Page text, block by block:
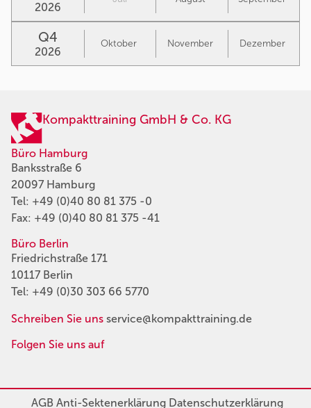
2026
Q4
2026
Oktober November Dezember
Kompakttraining GmbH & Co. KG
Büro Hamburg
Banksstraße 6
20097 Hamburg
Tel: +49 (0)40 80 81 375 -0
Fax: +49 (0)40 80 81 375 -41
Büro Berlin
Friedrichstraße 171
10117 Berlin
Tel: +49 (0)30 303 66 5770
Schreiben Sie uns service@kompakttraining.de
Folgen Sie uns auf
AGBAnti-SektenerklärungDatenschutzerklärung